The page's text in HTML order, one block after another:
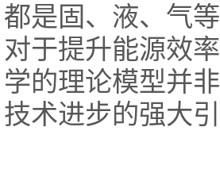
都是固、液、气
对于提升能源效
学的理论模型并
技术进步的强大